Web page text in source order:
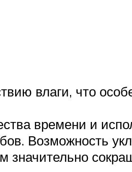
влаги, что
времени и
Возможность
значительно